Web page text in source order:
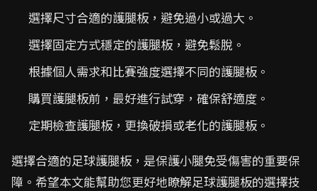
選擇尺寸合適的護腿板，避免過小或過大。
選擇固定方式穩定的護腿板，避免鬆脫。
根據個人需求和比賽強度選擇不同的護腿板。
購買護腿板前，最好進行試穿，確保舒適度。
定期檢查護腿板，更換破損或老化的護腿板。
選擇合適的足球護腿板，是保護小腿免受傷害的重要保
障。希望本文能幫助您更好地瞭解足球護腿板的選擇技